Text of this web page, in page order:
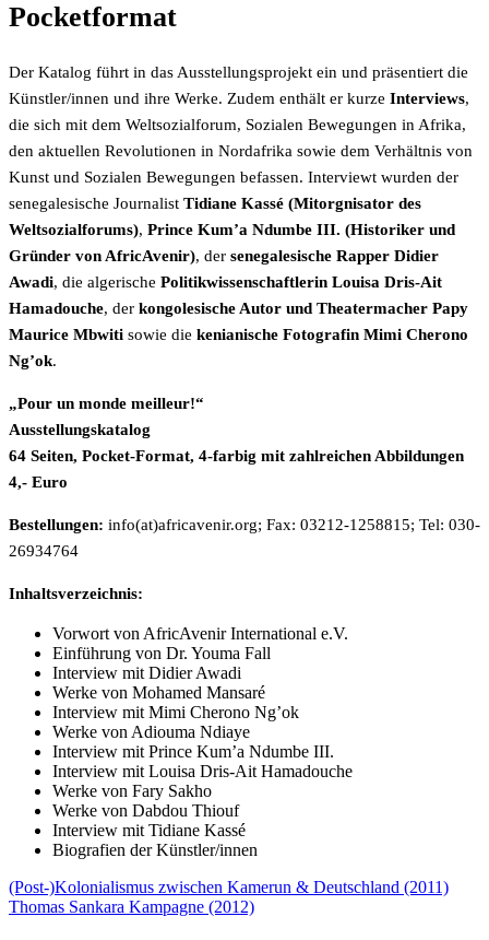
Pocketformat
Der Katalog führt in das Ausstellungsprojekt ein und präsentiert die
Künstler/innen und ihre Werke. Zudem enthält er kurze Interviews,
die sich mit dem Weltsozialforum, Sozialen Bewegungen in Afrika,
den aktuellen Revolutionen in Nordafrika sowie dem Verhältnis von
Kunst und Sozialen Bewegungen befassen. Interviewt wurden der
senegalesische Journalist Tidiane Kassé (Mitorgnisator des
Weltsozialforums), Prince Kum’a Ndumbe III. (Historiker und
Gründer von AfricAvenir), der senegalesische Rapper Didier
Awadi, die algerische Politikwissenschaftlerin Louisa Dris-Ait
Hamadouche, der kongolesische Autor und Theatermacher Papy
Maurice Mbwiti sowie die kenianische Fotografin Mimi Cherono
Ng’ok.
„Pour un monde meilleur!“
Ausstellungskatalog
64 Seiten, Pocket-Format, 4-farbig mit zahlreichen Abbildungen
4,- Euro
Bestellungen: info(at)africavenir.org; Fax: 03212-1258815; Tel: 030-
26934764
Inhaltsverzeichnis:
Vorwort von AfricAvenir International e.V.
Einführung von Dr. Youma Fall
Interview mit Didier Awadi
Werke von Mohamed Mansaré
Interview mit Mimi Cherono Ng’ok
Werke von Adiouma Ndiaye
Interview mit Prince Kum’a Ndumbe III.
Interview mit Louisa Dris-Ait Hamadouche
Werke von Fary Sakho
Werke von Dabdou Thiouf
Interview mit Tidiane Kassé
Biografien der Künstler/innen
(Post-)Kolonialismus zwischen Kamerun & Deutschland (2011)
Thomas Sankara Kampagne (2012)